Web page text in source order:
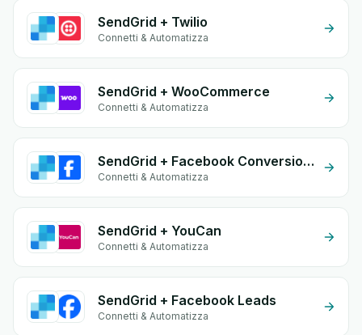
SendGrid + Twilio
Connetti & Automatizza
SendGrid + WooCommerce
Connetti & Automatizza
SendGrid + Facebook Conversion API (CAPI)
Connetti & Automatizza
SendGrid + YouCan
Connetti & Automatizza
SendGrid + Facebook Leads
Connetti & Automatizza